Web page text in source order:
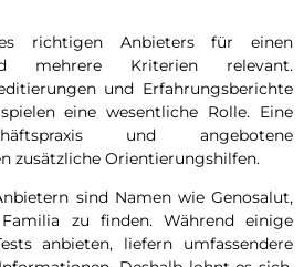
richtigen Anbieters für einen
mehrere Kriterien relevant.
und Erfahrungsberichte
eine wesentliche Rolle. Eine
und angebotene
zusätzliche Orientierungshilfen.
sind Namen wie Genosalut,
zu finden. Während einige
anbieten, liefern umfassendere